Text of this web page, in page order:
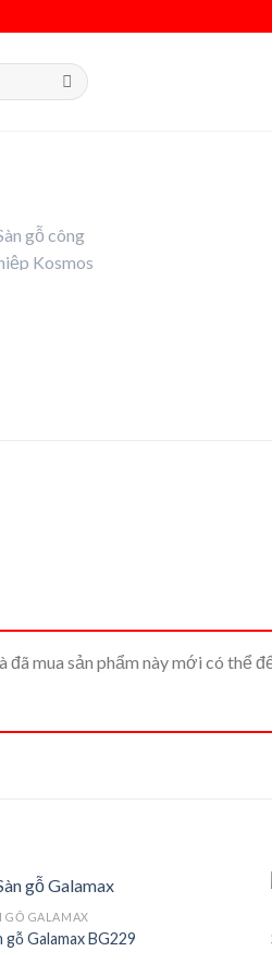
mua sản phẩm này mới có thể
GỖ GALAMAX
gỗ Galamax BG229